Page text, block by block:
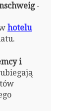
-
hotelu
i